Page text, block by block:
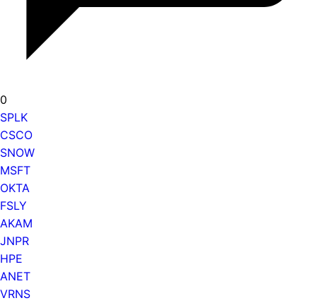
0
SPLK
CSCO
SNOW
MSFT
OKTA
FSLY
AKAM
JNPR
HPE
ANET
VRNS